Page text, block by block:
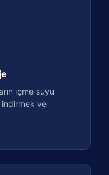
içme suyu
ve